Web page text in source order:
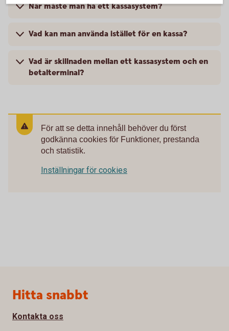
När måste man ha ett kassasystem?
Vad kan man använda istället för en kassa?
Vad är skillnaden mellan ett kassasystem och en
betalterminal?
För att se detta innehåll behöver du först
godkänna cookies för Funktioner, prestanda
och statistik.
Inställningar för cookies
Sidfot
Hitta snabbt
Kontakta oss